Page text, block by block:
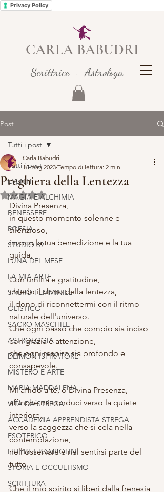
Privacy Policy
CARLA BABUDRI
Scrittrice - Astrologa
Post
Tutti i post
EVENTI
MAGIA E ALCHIMIA
BENESSERE
POESIA
STUDIO 69
LUNA DEL MESE
LA MIA ARTE
SACRO FEMMINILE
OLISTICO
SACRO MASCHILE
ASTROLOGIA
DEIMON ISPIRATORE
MISTERO E ARTE
MARIA MADDALENA
VITA DA STREGA
ACCADEMIA APPRENDISTA STREGA
ESOTERICO
LILLYBET BAMBOLINE
STORIA E OCCULTISMO
SCRITTURA
Tutti i post
Preghiera della Lentezza
Carla Babudri
16 mag 2023 Tempo di lettura: 2 min
Valutazione NaN stelle su 5.
Divina Presenza,
in questo momento solenne e
silenzioso,
invoco la tua benedizione e la tua
guida.
Con umiltà e gratitudine,
chiedo il dono della lentezza,
il dono di riconnettermi con il ritmo
naturale dell'universo.
Che ogni passo che compio sia inciso
con grazia e attenzione,
che ogni respiro sia profondo e
consapevole.
Mi affido a te, o Divina Presenza,
affinché mi conduci verso la quiete
interiore,
verso la saggezza che si cela nella
contemplazione,
nell'osservare e nel sentirsi parte del
tutto.
Che il mio spirito si liberi dalla frenesia